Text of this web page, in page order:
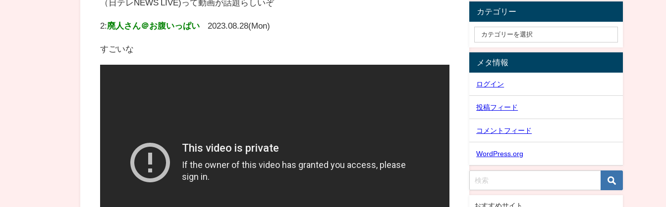
（日テレNEWS LIVE)って動画が話題らしいぞ
2:廃人さん＠お腹いっぱい 2023.08.28(Mon)
すごいな
カテゴリー
メタ情報
ログイン
投稿フィード
コメントフィード
WordPress.org
おすすめサイト